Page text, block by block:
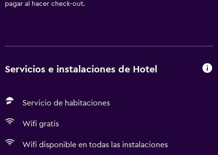
pagar al hacer check-out.
Servicios e instalaciones de Hotel
Servicio de habitaciones
Wifi gratis
Wifi disponible en todas las instalaciones